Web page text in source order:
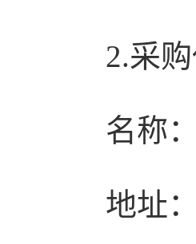
2.采
名称
地址